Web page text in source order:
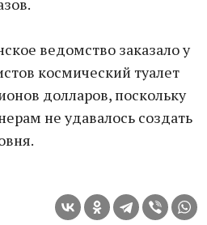
ведомство заказало у
космический туалет
долларов, поскольку
не удавалось создать